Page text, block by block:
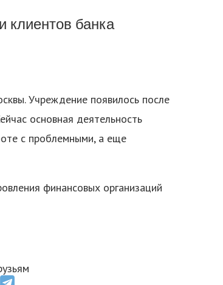
клиентов банка
Учреждение появилось после
основная деятельность
с проблемными, а еще
финансовых организаций